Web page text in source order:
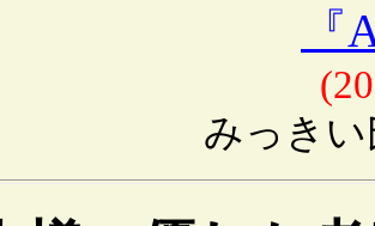
みっき